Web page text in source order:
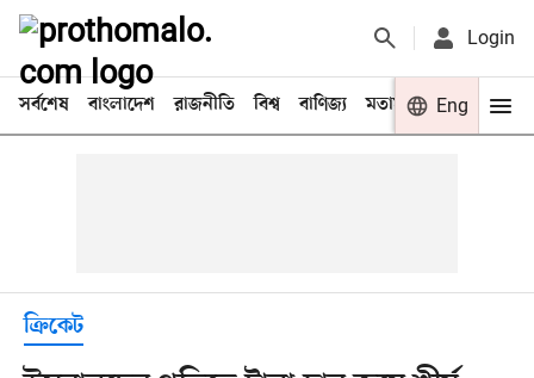
Login
সর্বশেষ বাংলাদেশ রাজনীতি বিশ্ব বাণিজ্য মতামত খেলা
Eng
ক্রিকেট